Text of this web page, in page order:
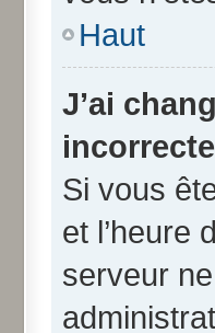
Haut
J’ai
Si vous
et l’heure
serveur